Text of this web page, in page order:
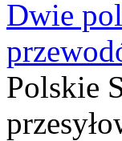
Dwie
Polskie